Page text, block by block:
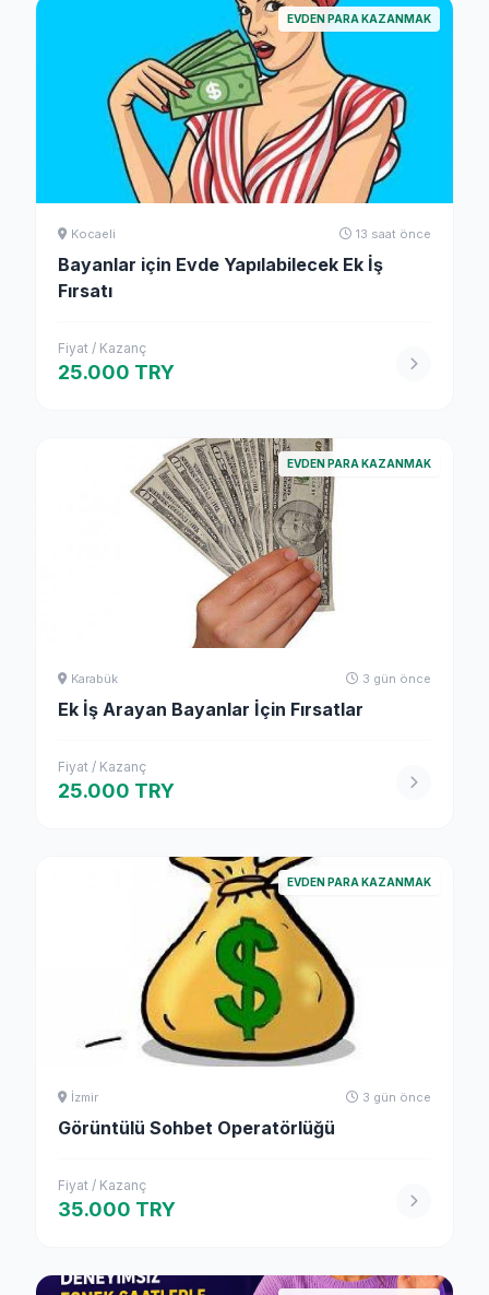
EVDEN PARA KAZANMAK
Kocaeli 13 saat önce
Bayanlar için Evde Yapılabilecek Ek İş
Fırsatı
Fiyat / Kazanç
25.000 TRY
EVDEN PARA KAZANMAK
Karabük 3 gün önce
Ek İş Arayan Bayanlar İçin Fırsatlar
Fiyat / Kazanç
25.000 TRY
EVDEN PARA KAZANMAK
İzmir 3 gün önce
Görüntülü Sohbet Operatörlüğü
Fiyat / Kazanç
35.000 TRY